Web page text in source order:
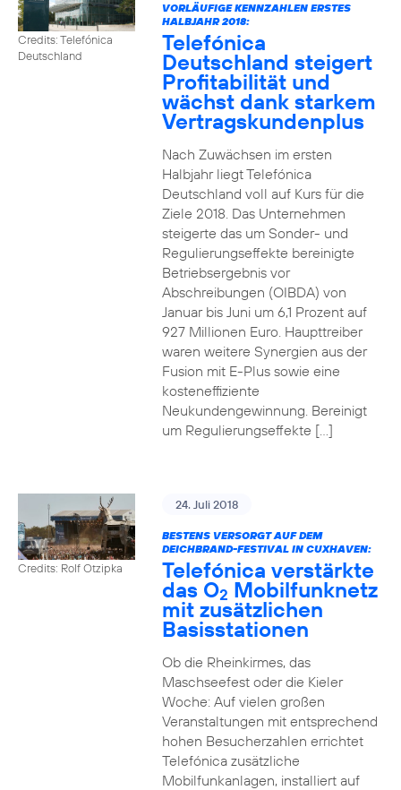
Credits: Telefónica
Deutschland
VORLÄUFIGE KENNZAHLEN ERSTES
HALBJAHR 2018:
Telefónica
Deutschland steigert
Profitabilität und
wächst dank starkem
Vertragskundenplus
Nach Zuwächsen im ersten
Halbjahr liegt Telefónica
Deutschland voll auf Kurs für die
Ziele 2018. Das Unternehmen
steigerte das um Sonder- und
Regulierungseffekte bereinigte
Betriebsergebnis vor
Abschreibungen (OIBDA) von
Januar bis Juni um 6,1 Prozent auf
927 Millionen Euro. Haupttreiber
waren weitere Synergien aus der
Fusion mit E-Plus sowie eine
kosteneffiziente
Neukundengewinnung. Bereinigt
um Regulierungseffekte […]
Credits: Rolf Otzipka
24. Juli 2018
BESTENS VERSORGT AUF DEM
DEICHBRAND-FESTIVAL IN CUXHAVEN:
Telefónica verstärkte
das O2 Mobilfunknetz
mit zusätzlichen
Basisstationen
Ob die Rheinkirmes, das
Maschseefest oder die Kieler
Woche: Auf vielen großen
Veranstaltungen mit entsprechend
hohen Besucherzahlen errichtet
Telefónica zusätzliche
Mobilfunkanlagen, installiert auf